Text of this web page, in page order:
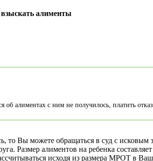
алименты
алиментах с ним не получилось, платить
Вы можете обращаться в суд с исковым
Размер алиментов на ребенка
исходя из размера МРОТ в